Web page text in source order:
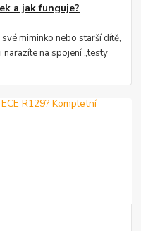
a jak funguje?
miminko nebo starší dítě,
na spojení „testy